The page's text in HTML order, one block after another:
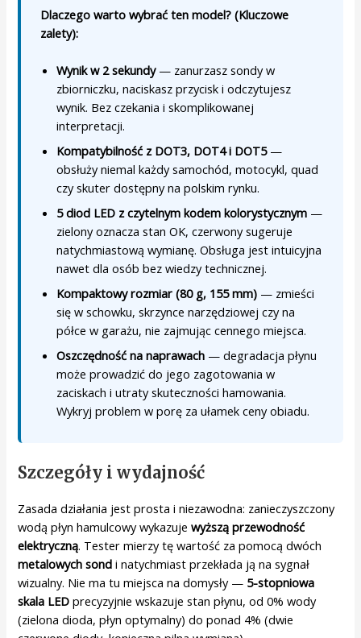
Dlaczego warto wybrać ten model? (Kluczowe
zalety):
Wynik w 2 sekundy— zanurzasz sondy w
zbiorniczku, naciskasz przycisk i odczytujesz
wynik. Bez czekania i skomplikowanej
interpretacji.
Kompatybilność z DOT3, DOT4 i DOT5—
obsłuży niemal każdy samochód, motocykl, quad
czy skuter dostępny na polskim rynku.
5 diod LED z czytelnym kodem kolorystycznym —
zielony oznacza stan OK, czerwony sugeruje
natychmiastową wymianę. Obsługa jest intuicyjna
nawet dla osób bez wiedzy technicznej.
Kompaktowy rozmiar (80 g, 155 mm) — zmieści
się w schowku, skrzynce narzędziowej czy na
półce w garażu, nie zajmując cennego miejsca.
Oszczędność na naprawach — degradacja płynu
może prowadzić do jego zagotowania w
zaciskach i utraty skuteczności hamowania.
Wykryj problem w porę za ułamek ceny obiadu.
Szczegóły i wydajność
Zasada działania jest prosta i niezawodna: zanieczyszczony
wodą płyn hamulcowy wykazujewyższą przewodność
elektryczną. Tester mierzy tę wartość za pomocą dwóch
metalowych sond i natychmiast przekłada ją na sygnał
wizualny. Nie ma tu miejsca na domysły — 5-stopniowa
skala LED precyzyjnie wskazuje stan płynu, od 0% wody
(zielona dioda, płyn optymalny) do ponad 4% (dwie